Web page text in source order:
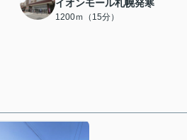
イオンモール札幌発寒
1200ｍ（15分）